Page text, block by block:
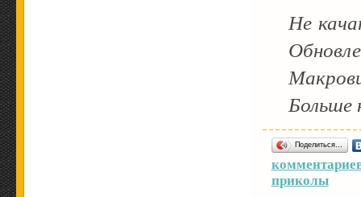
Не
Больше
Поделиться…
приколы